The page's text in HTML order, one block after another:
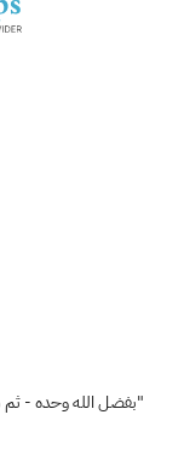
"بفضل الله وحده - ثم